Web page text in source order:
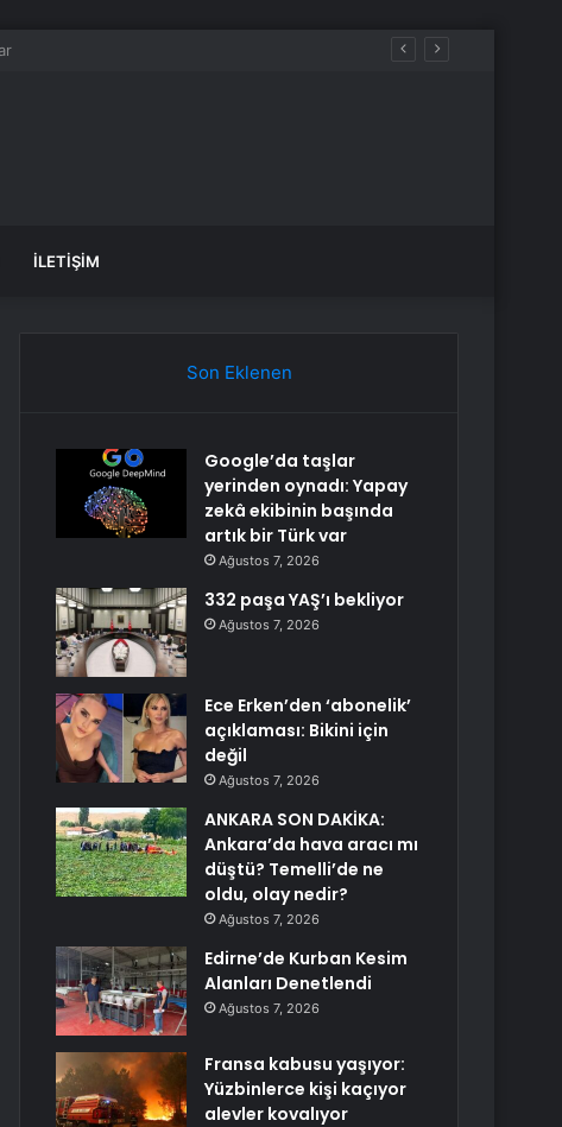
İLETIŞIM
Son Eklenen
Google’da taşlar
yerinden oynadı: Yapay
zekâ ekibinin başında
artık bir Türk var
Ağustos 7, 2026
332 paşa YAŞ’ı bekliyor
Ağustos 7, 2026
Ece Erken’den ‘abonelik’
açıklaması: Bikini için
değil
Ağustos 7, 2026
ANKARA SON DAKİKA:
Ankara’da hava aracı mı
düştü? Temelli’de ne
oldu, olay nedir?
Ağustos 7, 2026
Edirne’de Kurban Kesim
Alanları Denetlendi
Ağustos 7, 2026
Fransa kabusu yaşıyor:
Yüzbinlerce kişi kaçıyor
alevler kovalıyor